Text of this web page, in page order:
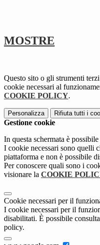
MOSTRE
Questo sito o gli strumenti
cookie necessari al
COOKIE POLICY.
Personalizza Rifiuta tutti i
Gestione cookie
In questa schermata è
I cookie necessari sono quelli
piattaforma e non è possibile
Per conoscere quali sono i
visionare la COOKIE
Cookie necessari per il
I cookie necessari per il
disabilitati. È possibile
policy.